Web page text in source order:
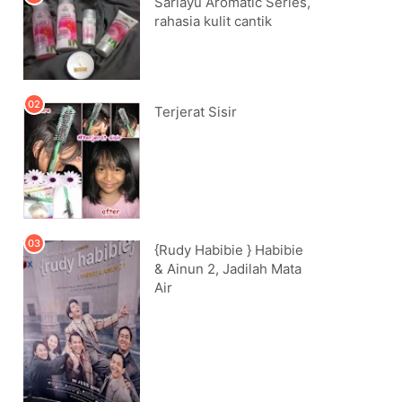
rahasia kulit cantik
Terjerat Sisir
{Rudy Habibie } Habibie
& Ainun 2, Jadilah Mata
Air